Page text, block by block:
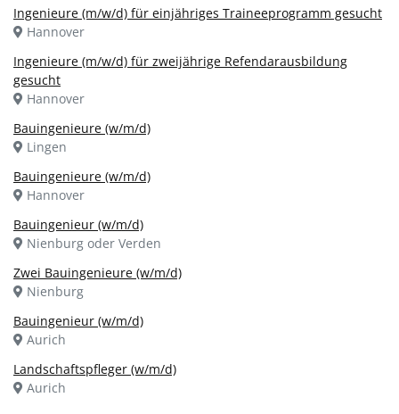
Ingenieure (m/w/d) für einjähriges Traineeprogramm gesucht
Hannover
Ingenieure (m/w/d) für zweijährige Refendarausbildung
gesucht
Hannover
Bauingenieure (w/m/d)
Lingen
Bauingenieure (w/m/d)
Hannover
Bauingenieur (w/m/d)
Nienburg oder Verden
Zwei Bauingenieure (w/m/d)
Nienburg
Bauingenieur (w/m/d)
Aurich
Landschaftspfleger (w/m/d)
Aurich